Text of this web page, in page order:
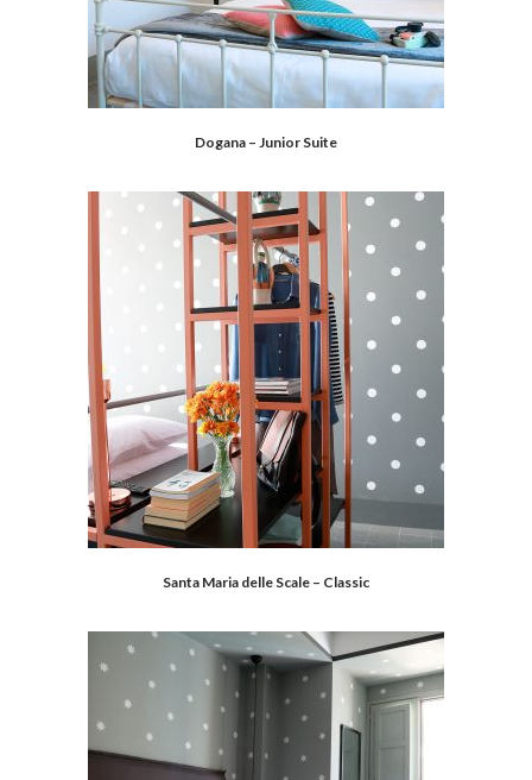
Dogana – Junior Suite
Santa Maria delle Scale – Classic